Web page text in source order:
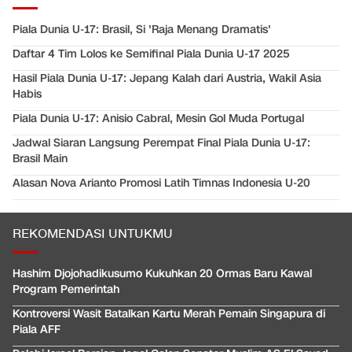
Piala Dunia U-17: Brasil, Si 'Raja Menang Dramatis'
Daftar 4 Tim Lolos ke Semifinal Piala Dunia U-17 2025
Hasil Piala Dunia U-17: Jepang Kalah dari Austria, Wakil Asia
Habis
Piala Dunia U-17: Anisio Cabral, Mesin Gol Muda Portugal
Jadwal Siaran Langsung Perempat Final Piala Dunia U-17:
Brasil Main
Alasan Nova Arianto Promosi Latih Timnas Indonesia U-20
REKOMENDASI UNTUKMU
Hashim Djojohadikusumo Kukuhkan 20 Ormas Baru Kawal
Program Pemerintah
Kontroversi Wasit Batalkan Kartu Merah Pemain Singapura di
Piala AFF